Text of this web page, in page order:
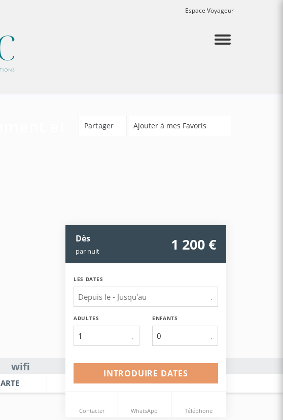
Espace Voyageur
Menu
Ajouter à mes Favoris
Partager
wifi
Dès
par nuit 1 200 €
LES DATES
ADULTES
1
ENFANTS
INTRODUIRE DATES
Contacter WhatsApp Téléphone